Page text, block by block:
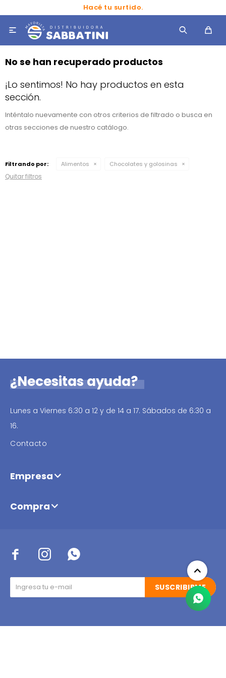
Hacé tu surtido.

No se han recuperado productos
¡Lo sentimos! No hay productos en esta
sección.
Inténtalo nuevamente con otros criterios de filtrado o busca en
otras secciones de nuestro catálogo.
Filtrando por: Alimentos Chocolates y golosinas
Quitar filtros
  
SUSCRIBIRME
¿Necesitas ayuda?
Lunes a Viernes 6:30 a 12 y de 14 a 17. Sábados de 6:30 a
16.
Contacto
Empresa
Compra